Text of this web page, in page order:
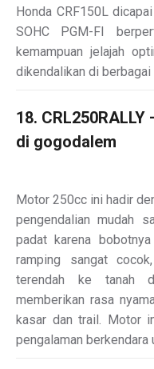
Honda CRF150L
SOHC PGM-FI
kemampuan jelajah
dikendalikan di berbagai
18.
di gogodalem
Motor 250cc ini hadir
pengendalian mudah
padat karena
ramping sangat
terendah ke tanah
memberikan rasa
kasar dan trail. Motor
pengalaman berkendara